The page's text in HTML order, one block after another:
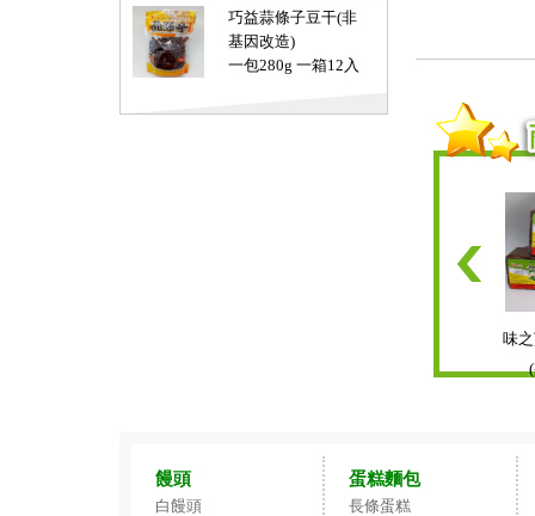
巧益蒜條子豆干(非
基因改造)
一包280g 一箱12入
味
饅頭
白饅頭
蛋糕麵包
長條蛋糕